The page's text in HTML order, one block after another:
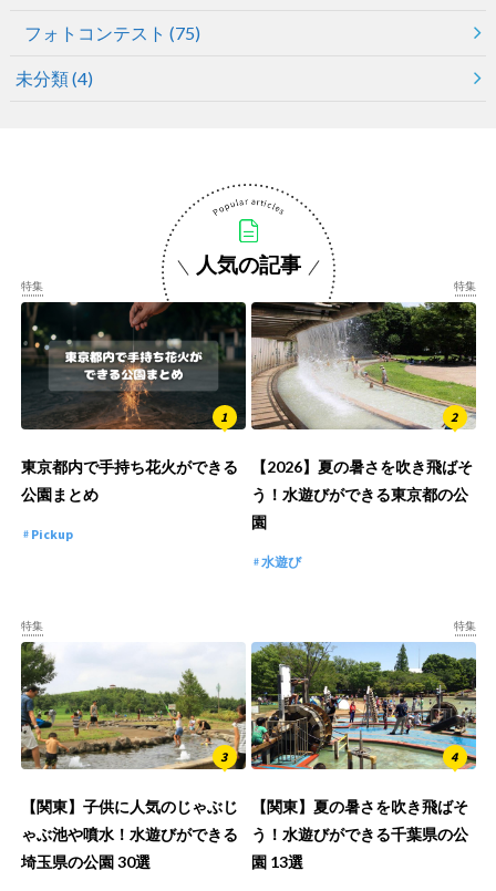
フォトコンテスト (75)
未分類(4)
人気の記事
特集
東京都内で手持ち花火ができる
公園まとめ
Pickup
特集
【2026】夏の暑さを吹き飛ばそ
う！水遊びができる東京都の公
園
水遊び
特集
【関東】子供に人気のじゃぶじ
ゃぶ池や噴水！水遊びができる
埼玉県の公園 30選
特集
【関東】夏の暑さを吹き飛ばそ
う！水遊びができる千葉県の公
園 13選